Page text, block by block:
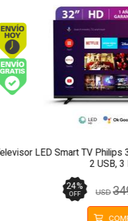
Envío hoy.
Envío gratis (Ver
Televisor SQD-Mini LED
13%
OFF USD